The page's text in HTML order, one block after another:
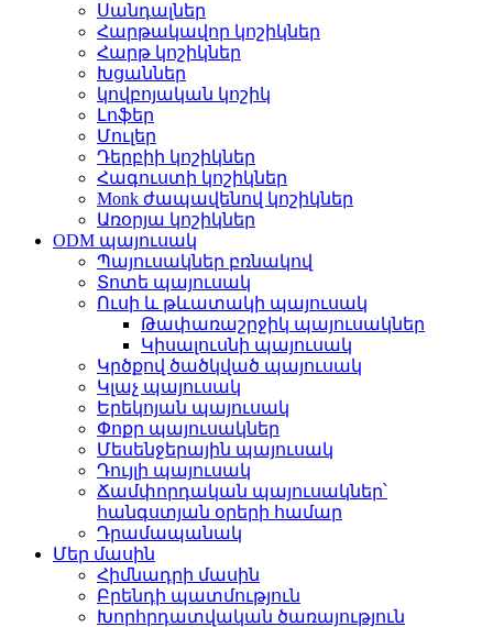
Սանդալներ
Հարթակավոր կոշիկներ
Հարթ կոշիկներ
Խցաններ
կովբոյական կոշիկ
Լոֆեր
Մուլեր
Դերբիի կոշիկներ
Հագուստի կոշիկներ
Monk ժապավենով կոշիկներ
Առօրյա կոշիկներ
ODM պայուսակ
Պայուսակներ բռնակով
Տոտե պայուսակ
Ուսի և թևատակի պայուսակ
Թափառաշրջիկ պայուսակներ
Կիսալուսնի պայուսակ
Կրծքով ծածկված պայուսակ
Կլաչ պայուսակ
Երեկոյան պայուսակ
Փոքր պայուսակներ
Մեսենջերային պայուսակ
Դույլի պայուսակ
Ճամփորդական պայուսակներ՝
հանգստյան օրերի համար
Դրամապանակ
Մեր մասին
Հիմնադրի մասին
Բրենդի պատմություն
Խորհրդատվական ծառայություն